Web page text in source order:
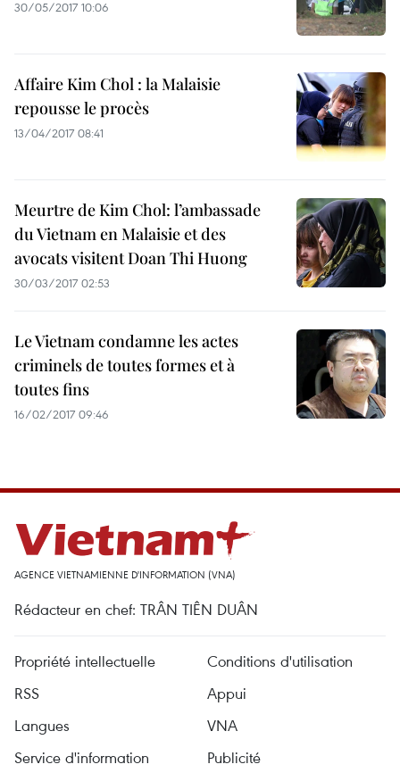
30/05/2017 10:06
Affaire Kim Chol : la Malaisie
repousse le procès
13/04/2017 08:41
Meurtre de Kim Chol: l’ambassade
du Vietnam en Malaisie et des
avocats visitent Doan Thi Huong
30/03/2017 02:53
Le Vietnam condamne les actes
criminels de toutes formes et à
toutes fins
16/02/2017 09:46
AGENCE VIETNAMIENNE D'INFORMATION (VNA)
Rédacteur en chef: TRÂN TIÊN DUÂN
Propriété intellectuelle
Conditions d'utilisation
RSS
Appui
Langues
VNA
Service d'information
Publicité